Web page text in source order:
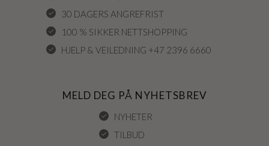
30 DAGERS ANGREFRIST
100 % SIKKER NETTSHOPPING
HJELP & VEILEDNING +47 2396 6660
MELD DEG PÅ NYHETSBREV
NYHETER
TILBUD